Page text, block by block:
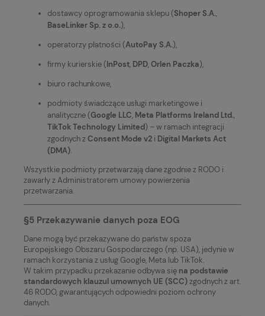
dostawcy oprogramowania sklepu (Shoper S.A.,
BaseLinker Sp. z o.o.),
operatorzy płatności (AutoPay S.A.),
firmy kurierskie (InPost, DPD,Orlen Paczka),
biuro rachunkowe,
podmioty świadczące usługi marketingowe i
analityczne (Google LLC, Meta Platforms Ireland Ltd.,
TikTok Technology Limited) – w ramach integracji
zgodnych z Consent Mode v2 i Digital Markets Act
(DMA).
Wszystkie podmioty przetwarzają dane zgodnie z RODO i
zawarły z Administratorem umowy powierzenia
przetwarzania.
§5 Przekazywanie danych poza EOG
Dane mogą być przekazywane do państw spoza
Europejskiego Obszaru Gospodarczego (np. USA), jedynie w
ramach korzystania z usług Google, Meta lub TikTok.
W takim przypadku przekazanie odbywa się na podstawie
standardowych klauzul umownych UE (SCC)zgodnych z art.
46 RODO, gwarantujących odpowiedni poziom ochrony
danych.